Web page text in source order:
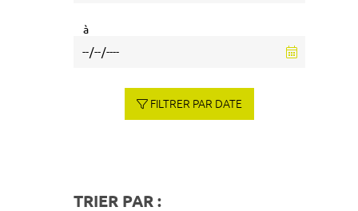
à
FILTRER PAR DATE
TRIER PAR :